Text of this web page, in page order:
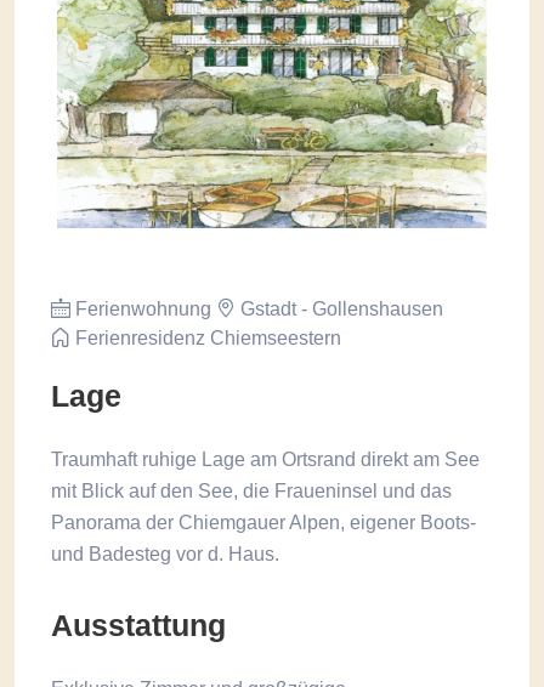
Ferienwohnung
Gstadt - Gollenshausen
Ferienresidenz Chiemseestern
Lage
Traumhaft ruhige Lage am Ortsrand direkt am See
mit Blick auf den See, die Fraueninsel und das
Panorama der Chiemgauer Alpen, eigener Boots-
und Badesteg vor d. Haus.
Ausstattung